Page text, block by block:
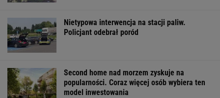
Nietypowa interwencja na stacji paliw.
Policjant odebrał poród
Second home nad morzem zyskuje na
popularności. Coraz więcej osób wybiera ten
model inwestowania